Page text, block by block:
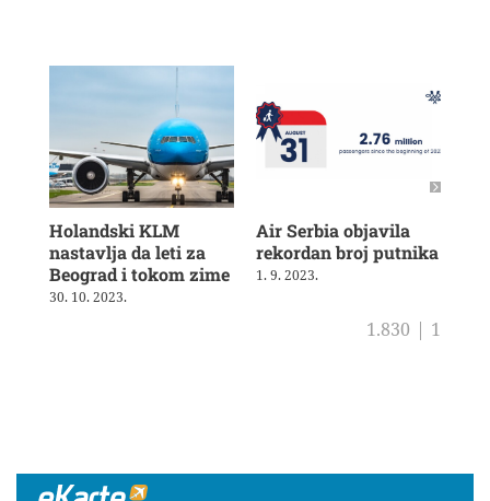
Holandski KLM
nastavlja da leti za
Beograd i tokom zime
30. 10. 2023.
Air Serbia objavila
rekordan broj putnika
1. 9. 2023.
1.830 | 1